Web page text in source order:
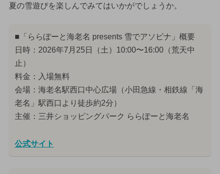
夏の雪遊びを楽しんでみてはいかがでしょうか。
■「ららぽーと海老名 presents 雪でアソビナ」概要
日時：2026年7月25日（土）10:00〜16:00（荒天中
止）
料金：入場無料
会場：海老名駅西口中心広場（小田急線・相鉄線「海
老名」駅西口より徒歩約2分）
主催：三井ショッピングパーク ららぽーと海老名
公式サイト